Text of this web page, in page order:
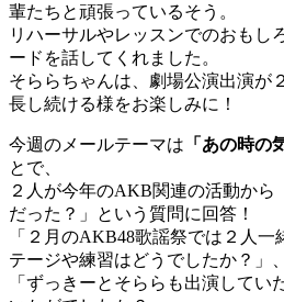
輩たちと頑張っているそう。
リハーサルやレッスンでのおもし
ードを話してくれました。
そららちゃんは、劇場公演出演が
長し続ける様をお楽しみに！
今週のメールテーマは 「あの時の
とで、
２人が今年のAKB関連の活動から
だった？」という質問に回答！
「２月のAKB48歌謡祭では２人
テージや練習はどうでしたか？」、
「ずっきーとそららも出演してい